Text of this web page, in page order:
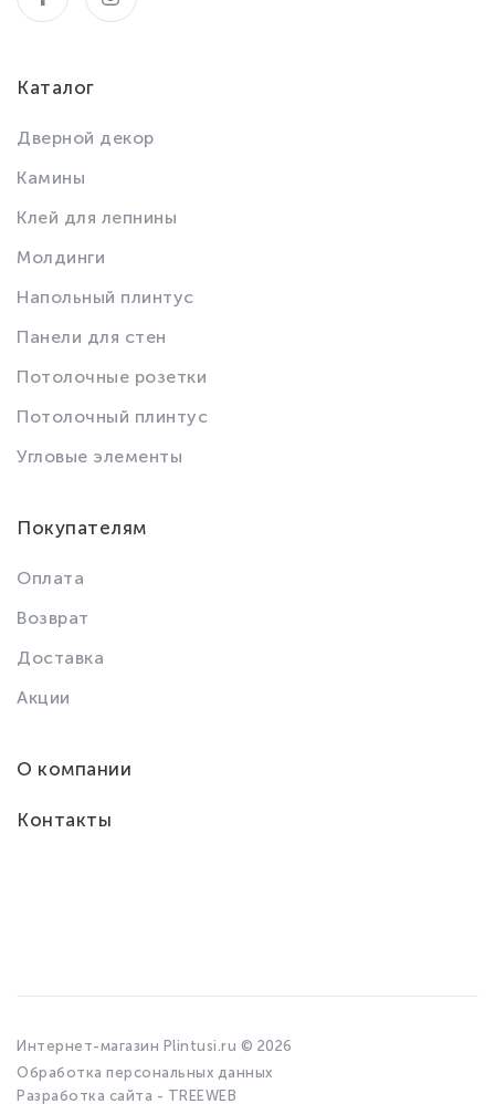
Каталог
Дверной декор
Камины
Клей для лепнины
Молдинги
Напольный плинтус
Панели для стен
Потолочные розетки
Потолочный плинтус
Угловые элементы
Покупателям
Оплата
Возврат
Доставка
Акции
О компании
Контакты
Интернет-магазин Plintusi.ru © 2026
Обработка персональных данных
Разработка сайта - TREEWEB